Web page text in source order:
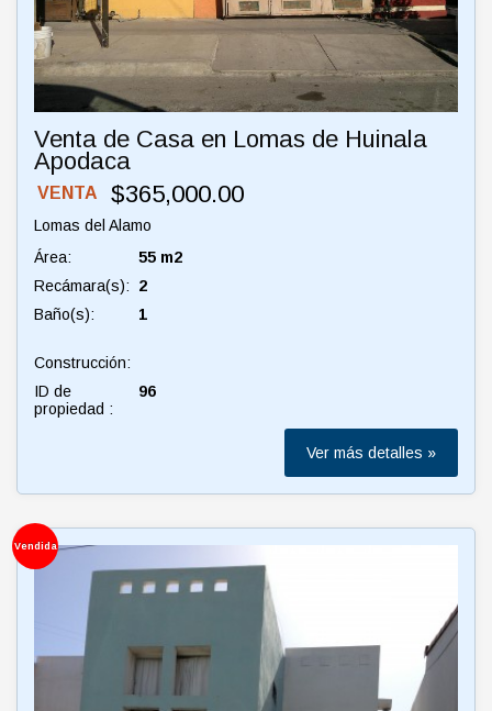
Venta de Casa en Lomas de Huinala
Apodaca
VENTA $365,000.00
Lomas del Alamo
Área:
55 m2
Recámara(s):
2
Baño(s):
1
Construcción:
ID de
propiedad :
96
Ver más detalles »
Vendida